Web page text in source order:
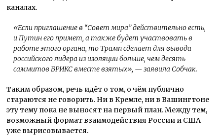
каналах.
«Если приглашение в “Совет мира” действительно есть,
и Путин его примет, а также будет участвовать в
работе этого органа, то Трамп сделает для вывода
российского лидера из изоляции больше, чем десять
саммитов БРИКС вместе взятых», — заявила Собчак.
Таким образом, речь идёт о том, о чём публично
стараются не говорить. Ни в Кремле, ни в Вашингтоне
эту тему пока не выносят на первый план. Между тем,
возможный формат взаимодействия России и США
уже вырисовывается.